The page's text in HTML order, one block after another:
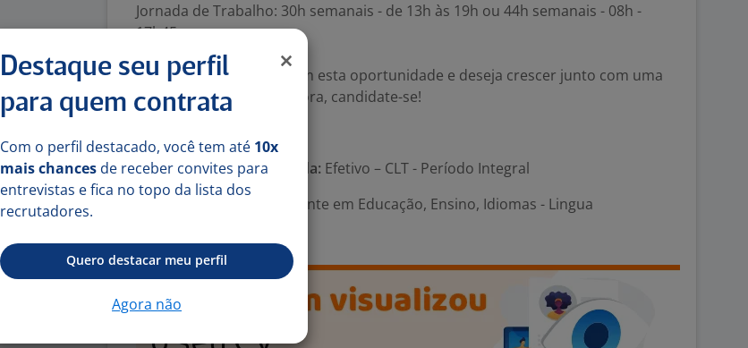
Jornada de Trabalho: 30h semanais - de 13h às 19h ou 44h semanais - 08h -
17h45
Se você se identificou com esta oportunidade e deseja crescer junto com uma
empresa sólida e inovadora, candidate-se!
Tipo de contrato e Jornada: Efetivo – CLT - Período Integral
Área Profissional:
Assistente em Educação, Ensino, Idiomas - Lingua
Destaque seu perfil
para quem contrata
Com o perfil destacado, você tem até 10x
mais chances de receber convites para
entrevistas e fica no topo da lista dos
recrutadores.
Quero destacar meu perfil
Agora não